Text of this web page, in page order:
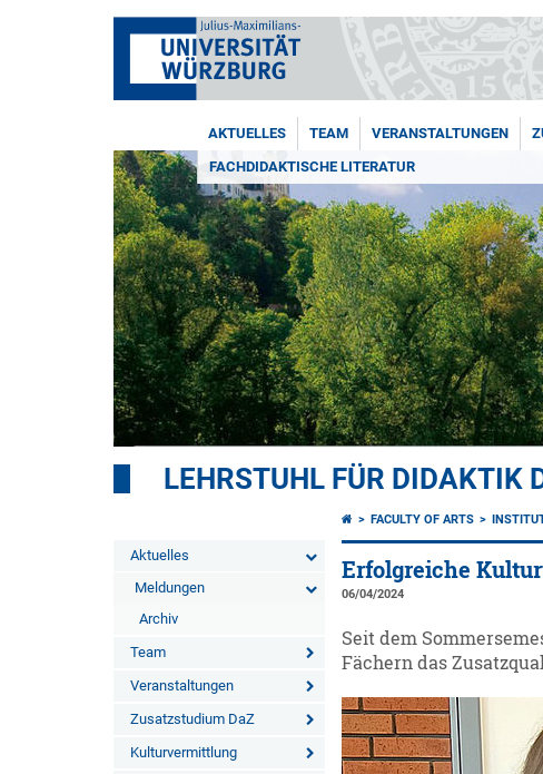
AKTUELLES TEAM VERANSTALTUNGEN
FACHDIDAKTISCHE LITERATUR
LEHRSTUHL FÜR DIDAKTIK
Aktuelles
Meldungen
Archiv
Team
Veranstaltungen
Zusatzstudium DaZ
Kulturvermittlung
FACULTY OF ARTS
Erfolgreiche
06/04/2024
Seit dem
Fächern das